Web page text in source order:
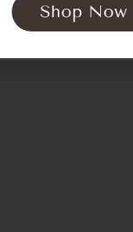
Shop Now